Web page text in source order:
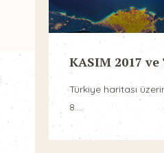
KASIM 2017 ve
Türkiye haritası
8....